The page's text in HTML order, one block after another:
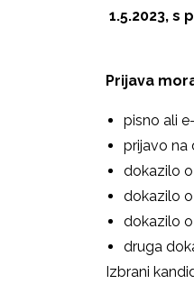
1.5.2023, s
Prijava
pisno ali
prijavo na
dokazilo
dokazilo
dokazilo
druga
Izbrani